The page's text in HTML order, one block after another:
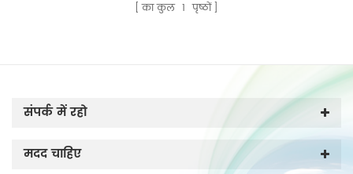
का कुल 1 पृष्ठों
संपर्क में रहो
मदद चाहिए